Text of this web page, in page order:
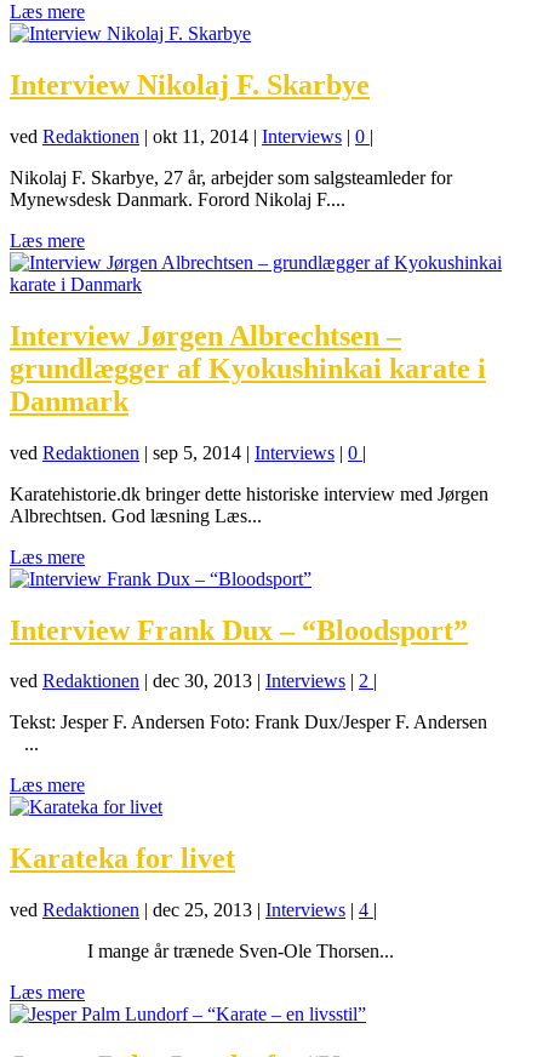
Læs mere
Interview Nikolaj F. Skarbye
ved Redaktionen | okt 11, 2014 | Interviews | 0 |
Nikolaj F. Skarbye, 27 år, arbejder som salgsteamleder for
Mynewsdesk Danmark. Forord Nikolaj F....
Læs mere
Interview Jørgen Albrechtsen –
grundlægger af Kyokushinkai karate i
Danmark
ved Redaktionen | sep 5, 2014 | Interviews | 0 |
Karatehistorie.dk bringer dette historiske interview med Jørgen
Albrechtsen. God læsning Læs...
Læs mere
Interview Frank Dux – “Bloodsport”
ved Redaktionen dec 30, 2013 Interviews 2
Tekst: Jesper F. Andersen Foto: Frank Dux/Jesper F. Andersen
...
Læs mere
Karateka for livet
ved Redaktionen | dec 25, 2013 | Interviews | 4 |
I mange år trænede Sven-Ole Thorsen...
Læs mere